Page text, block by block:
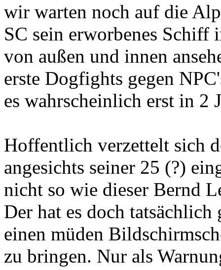
wir warten noch auf die
SC sein erworbenes
von außen und innen
erste Dogfights gegen
es wahrscheinlich erst in 2
Hoffentlich verzettelt sich
angesichts seiner 25 (?)
nicht so wie dieser Bernd
Der hat es doch tatsächlich
einen müden
zu bringen. Nur als